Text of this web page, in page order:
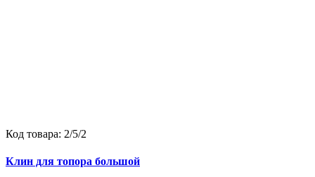
Код товара: 2/5/2
Клин для топора большой